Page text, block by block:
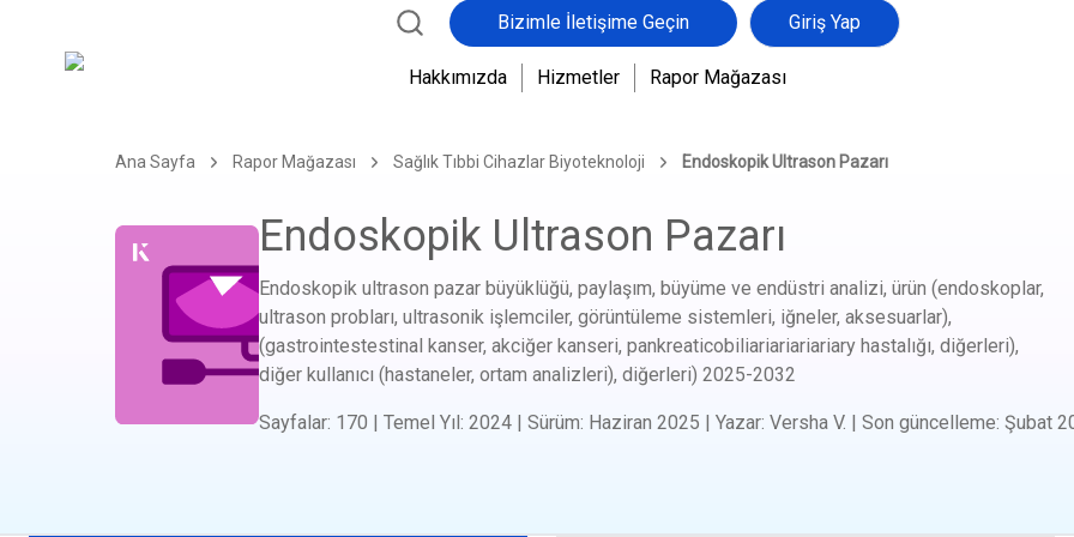
Bizimle İletişime Geçin Giriş Yap
Hakkımızda Hizmetler Rapor Mağazası
Ana Sayfa Rapor Mağazası Sağlık Tıbbi Cihazlar Biyoteknoloji Endoskopik Ultrason Pazarı
Endoskopik Ultrason Pazarı
Endoskopik ultrason pazar büyüklüğü, paylaşım, büyüme ve endüstri analizi, ürün (endoskoplar,
ultrason probları, ultrasonik işlemciler, görüntüleme sistemleri, iğneler, aksesuarlar),
(gastrointestestinal kanser, akciğer kanseri, pankreaticobiliariariariariary hastalığı, diğerleri),
diğer kullanıcı (hastaneler, ortam analizleri), diğerleri) 2025-2032
Sayfalar: 170 | Temel Yıl: 2024 | Sürüm: Haziran 2025 | Yazar: Versha V. | Son güncelleme: Şubat